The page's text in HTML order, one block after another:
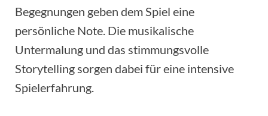
Begegnungen geben dem Spiel eine
persönliche Note. Die musikalische
Untermalung und das stimmungsvolle
Storytelling sorgen dabei für eine intensive
Spielerfahrung.